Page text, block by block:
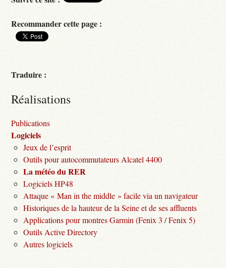
Recommander cette page :
Traduire :
Réalisations
Publications
Logiciels
Jeux de l’esprit
Outils pour autocommutateurs Alcatel 4400
La météo du RER
Logiciels HP48
Attaque « Man in the middle » facile via un navigateur
Historiques de la hauteur de la Seine et de ses affluents
Applications pour montres Garmin (Fenix 3 / Fenix 5)
Outils Active Directory
Autres logiciels